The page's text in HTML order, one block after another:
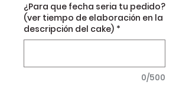
¿Para que fecha seria tu pedido?
(ver tiempo de elaboración en la
descripción del cake) *
0/500